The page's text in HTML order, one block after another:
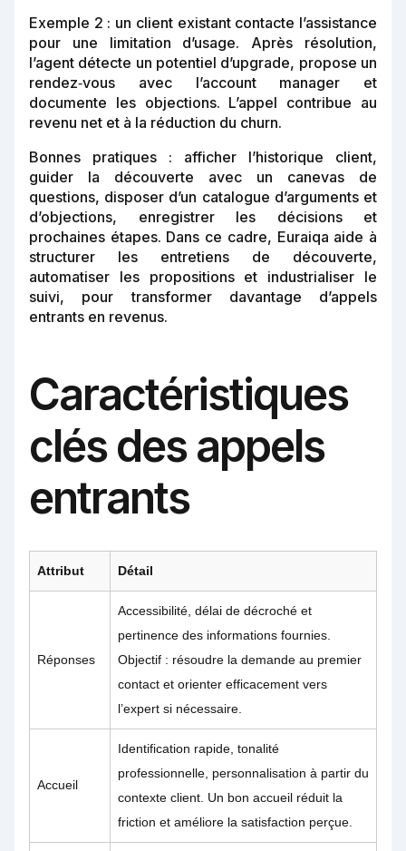
Exemple 2 : un client existant contacte l’assistance
pour une limitation d’usage. Après résolution,
l’agent détecte un potentiel d’upgrade, propose un
rendez‑vous avec l’account manager et
documente les objections. L’appel contribue au
revenu net et à la réduction du churn.
Bonnes pratiques : afficher l’historique client,
guider la découverte avec un canevas de
questions, disposer d’un catalogue d’arguments et
d’objections, enregistrer les décisions et
prochaines étapes. Dans ce cadre, Euraiqa aide à
structurer les entretiens de découverte,
automatiser les propositions et industrialiser le
suivi, pour transformer davantage d’appels
entrants en revenus.
Caractéristiques
clés des appels
entrants
Attribut Détail
Réponses
Accessibilité, délai de décroché et
pertinence des informations fournies.
Objectif : résoudre la demande au premier
contact et orienter efficacement vers
l’expert si nécessaire.
Accueil
Identification rapide, tonalité
professionnelle, personnalisation à partir du
contexte client. Un bon accueil réduit la
friction et améliore la satisfaction perçue.